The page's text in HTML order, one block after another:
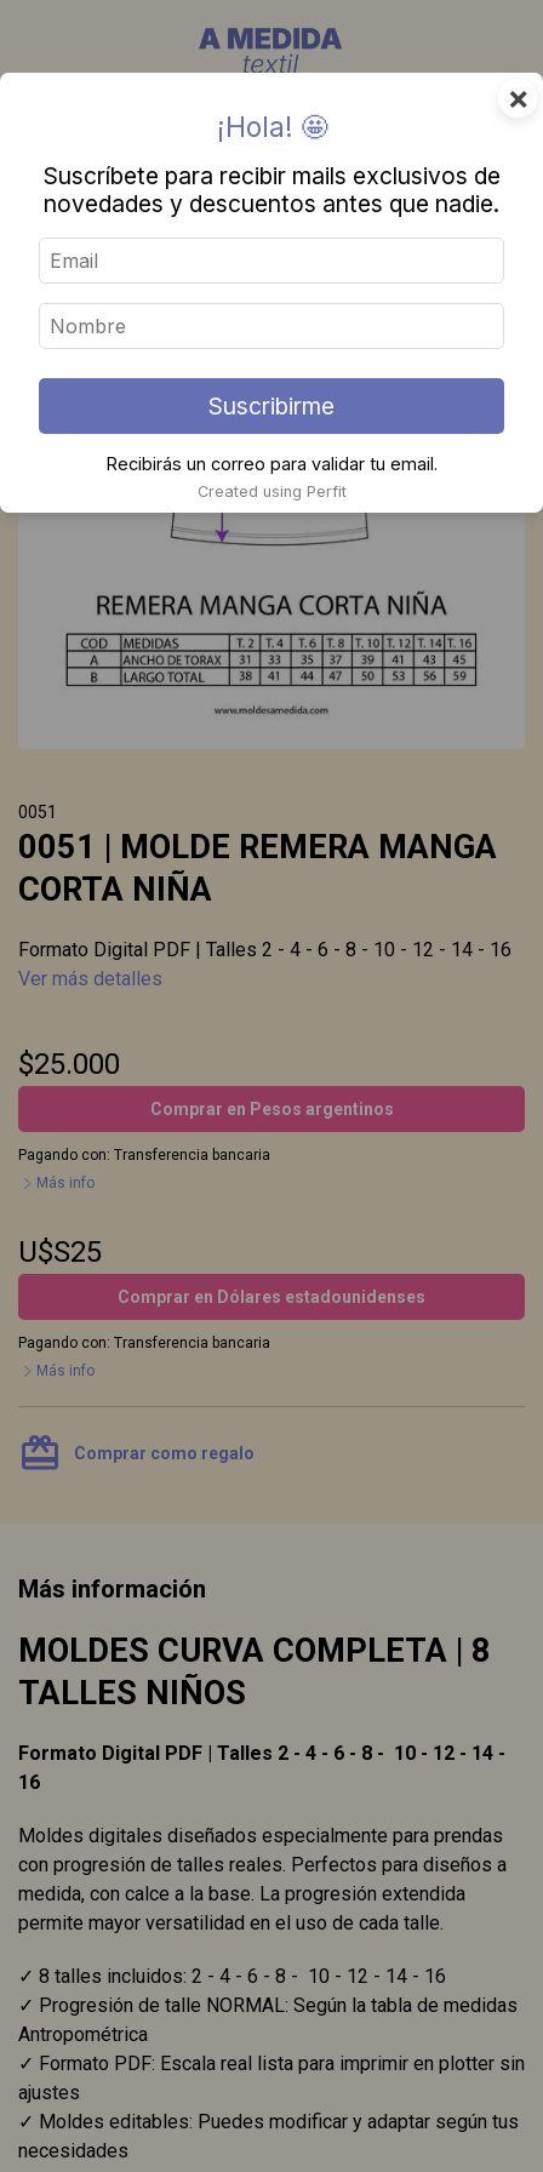
0051
0051 | MOLDE REMERA MANGA
CORTA NIÑA
Formato Digital PDF | Talles 2 - 4 - 6 - 8 - 10 - 12 - 14 - 16
Ver más detalles
$25.000
Comprar en Pesos argentinos
Pagando con: Transferencia bancaria
Más info
U$S25
Comprar en Dólares estadounidenses
Pagando con: Transferencia bancaria
Más info
card_giftcard Comprar como regalo
Más información
MOLDES CURVA COMPLETA | 8
TALLES NIÑOS
Formato Digital PDF | Talles 2 - 4 - 6 - 8 - 10 - 12 - 14 -
16
Moldes digitales diseñados especialmente para prendas
con progresión de talles reales. Perfectos para diseños a
medida, con calce a la base. La progresión extendida
permite mayor versatilidad en el uso de cada talle.
✓ 8 talles incluidos: 2 - 4 - 6 - 8 - 10 - 12 - 14 - 16
✓ Progresión de talle NORMAL: Según la tabla de medidas
Antropométrica
✓ Formato PDF: Escala real lista para imprimir en plotter sin
ajustes
✓ Moldes editables: Puedes modificar y adaptar según tus
necesidades
×
¡Hola! 🤩
Suscríbete para recibir mails exclusivos de
novedades y descuentos antes que nadie.
Suscribirme
Recibirás un correo para validar tu email.
Created using Perfit